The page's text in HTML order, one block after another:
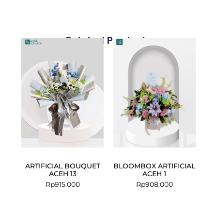
Related Products
ARTIFICIAL BOUQUET
ACEH 13
Rp915.000
BLOOMBOX ARTIFICIAL
ACEH 1
Rp908.000